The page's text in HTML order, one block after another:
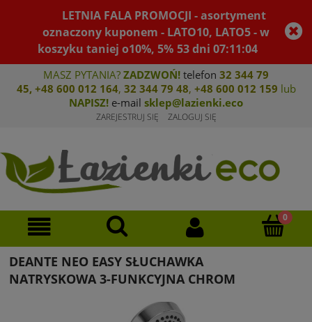
LETNIA FALA PROMOCJI - asortyment
oznaczony kuponem - LATO10, LATO5 - w
koszyku taniej o10%, 5% 53dni07:11:04
MASZ PYTANIA? ZADZWOŃ! telefon 32 344 79
45, +48 600 012 164, 32 344 79 48, +48 600 012 159 lub
NAPISZ! e-mail sklep@lazienki.eco
ZAREJESTRUJ SIĘ ZALOGUJ SIĘ
DEANTE NEO EASY SŁUCHAWKA
NATRYSKOWA 3-FUNKCYJNA CHROM